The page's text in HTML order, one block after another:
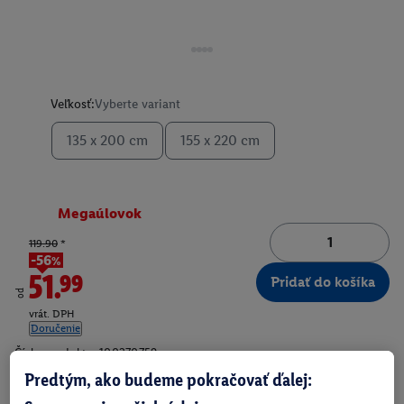
Veľkosť:Vyberte variant
135 x 200 cm 155 x 220 cm
Megaúlovok
od
119.90 *
-56%
51.99
vrát. DPH
Doručenie
Pridať do košíka
Číslo produktu: 100270759
Predtým, ako budeme pokračovať ďalej: